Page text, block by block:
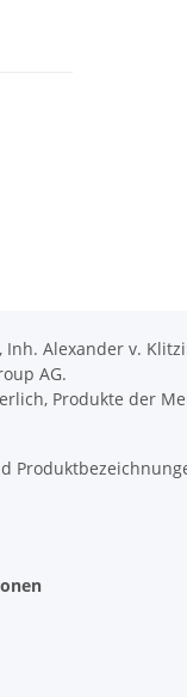
Inh. Alexander v.
AG.
Produkte der